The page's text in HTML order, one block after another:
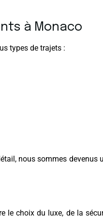
à Monaco
types de trajets :
nous sommes
le choix du luxe, de la